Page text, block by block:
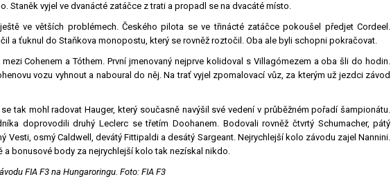
Staněk vyjel ve dvanácté zatáčce z trati a propadl se na dvacáté místo.
ve větších problémech. Českého pilota se ve třinácté zatáčce pokoušel předjet Cordeel.
a ťuknul do Staňkova monopostu, který se rovněž roztočil. Oba ale byli schopni pokračovat.
Cohenem a Tóthem. První jmenovaný nejprve kolidoval s Villagómezem a oba šli do hodin.
vozu vyhnout a naboural do něj. Na trať vyjel zpomalovací vůz, za kterým už jezdci závod
tak mohl radovat Hauger, který současně navýšil své vedení v průběžném pořadí šampionátu.
doprovodili druhý Leclerc se třetím Doohanem. Bodovali rovněž čtvrtý Schumacher, pátý
Vesti, osmý Caldwell, devátý Fittipaldi a desátý Sargeant. Nejrychlejší kolo závodu zajel Nannini.
a bonusové body za nejrychlejší kolo tak nezískal nikdo.
FIA F3 na Hungaroringu. Foto: FIA F3